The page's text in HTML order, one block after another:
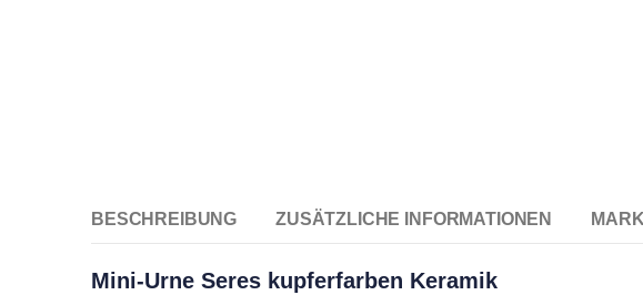
BESCHREIBUNG ZUSÄTZLICHE INFORMATIONEN
Mini-Urne Seres kupferfarben Keramik